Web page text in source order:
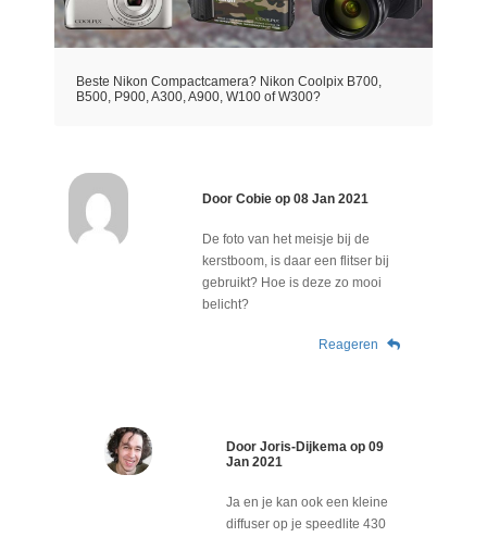
Beste Nikon Compactcamera? Nikon Coolpix B700,
B500, P900, A300, A900, W100 of W300?
DoorCobieop 08 Jan 2021
De foto van het meisje bij de
kerstboom, is daar een flitser bij
gebruikt? Hoe is deze zo mooi
belicht?
Reageren
Door Joris-Dijkema op09
Jan 2021
Ja en je kan ook een kleine
diffuser op je speedlite 430